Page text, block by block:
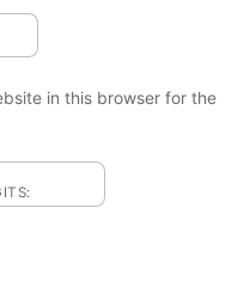
in this browser for the